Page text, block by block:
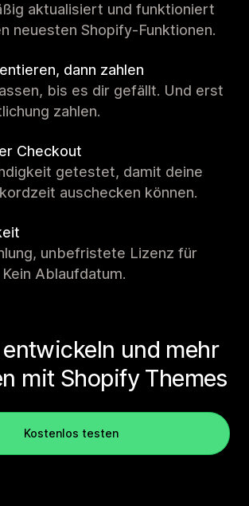
aktualisiert und funktioniert
neuesten Shopify-Funktionen.
dann zahlen
bis es dir gefällt. Und erst
zahlen.
Checkout
getestet, damit deine
auschecken können.
unbefristete Lizenz für
Ablaufdatum.
und mehr
mit Shopify Themes
Kostenlos testen